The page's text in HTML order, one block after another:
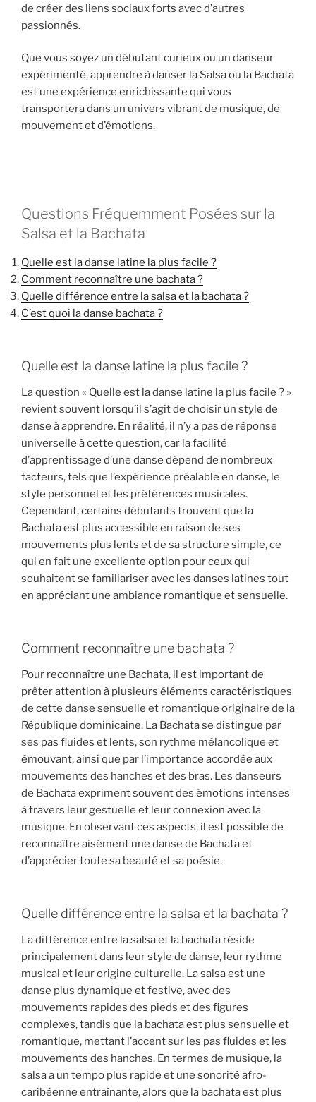
de créer des liens sociaux forts avec d’autres
passionnés.
Que vous soyez un débutant curieux ou un danseur
expérimenté, apprendre à danser la Salsa ou la Bachata
est une expérience enrichissante qui vous
transportera dans un univers vibrant de musique, de
mouvement et d’émotions.
Questions Fréquemment Posées sur la
Salsa et la Bachata
Quelle est la danse latine la plus facile ?
Comment reconnaître une bachata ?
Quelle différence entre la salsa et la bachata ?
C’est quoi la danse bachata ?
Quelle est la danse latine la plus facile ?
La question « Quelle est la danse latine la plus facile ? »
revient souvent lorsqu’il s’agit de choisir un style de
danse à apprendre. En réalité, il n’y a pas de réponse
universelle à cette question, car la facilité
d’apprentissage d’une danse dépend de nombreux
facteurs, tels que l’expérience préalable en danse, le
style personnel et les préférences musicales.
Cependant, certains débutants trouvent que la
Bachata est plus accessible en raison de ses
mouvements plus lents et de sa structure simple, ce
qui en fait une excellente option pour ceux qui
souhaitent se familiariser avec les danses latines tout
en appréciant une ambiance romantique et sensuelle.
Comment reconnaître une bachata ?
Pour reconnaître une Bachata, il est important de
prêter attention à plusieurs éléments caractéristiques
de cette danse sensuelle et romantique originaire de la
République dominicaine. La Bachata se distingue par
ses pas fluides et lents, son rythme mélancolique et
émouvant, ainsi que par l’importance accordée aux
mouvements des hanches et des bras. Les danseurs
de Bachata expriment souvent des émotions intenses
à travers leur gestuelle et leur connexion avec la
musique. En observant ces aspects, il est possible de
reconnaître aisément une danse de Bachata et
d’apprécier toute sa beauté et sa poésie.
Quelle différence entre la salsa et la bachata ?
La différence entre la salsa et la bachata réside
principalement dans leur style de danse, leur rythme
musical et leur origine culturelle. La salsa est une
danse plus dynamique et festive, avec des
mouvements rapides des pieds et des figures
complexes, tandis que la bachata est plus sensuelle et
romantique, mettant l’accent sur les pas fluides et les
mouvements des hanches. En termes de musique, la
salsa a un tempo plus rapide et une sonorité afro-
caribéenne entraînante, alors que la bachata est plus